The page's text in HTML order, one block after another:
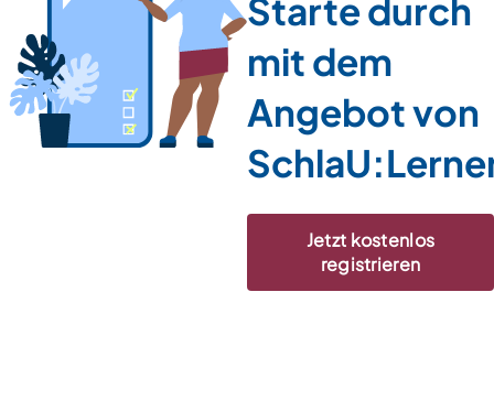
Starte durch
mit dem
Angebot von
Jetzt kostenlos
registrieren